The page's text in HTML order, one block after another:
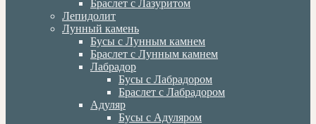
Браслет с Лазуритом
Лепидолит
Лунный камень
Бусы с Лунным камнем
Браслет с Лунным камнем
Лабрадор
Бусы с Лабрадором
Браслет с Лабрадором
Адуляр
Бусы с Адуляром